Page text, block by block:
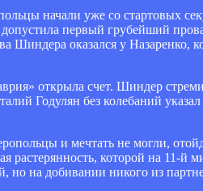
начали уже со стартовых
первый грубейший
Шиндера оказался у
открыла счет. Шиндер
Годулян без колебаний
и мечтать не могли,
растерянность, которой на
но на добивании никого из